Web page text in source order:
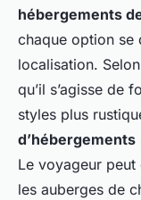
hébergements
chaque option se
localisation.
qu’il s’agisse de
styles plus
d’hébergements
Le voyageur peut
les auberges de